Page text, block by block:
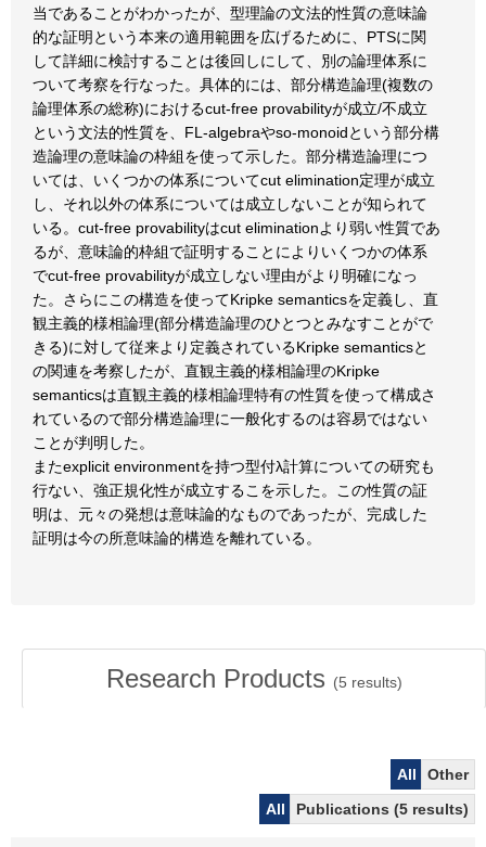
当であることがわかったが、型理論の文法的性質の意味論
的な証明という本来の適用範囲を広げるために、PTSに関
して詳細に検討することは後回しにして、別の論理体系に
ついて考察を行なった。具体的には、部分構造論理(複数の
論理体系の総称)におけるcut-free provabilityが成立/不成立
という文法的性質を、FL-algebraやso-monoidという部分構
造論理の意味論の枠組を使って示した。部分構造論理につ
いては、いくつかの体系についてcut elimination定理が成立
し、それ以外の体系については成立しないことが知られて
いる。cut-free provabilityはcut eliminationより弱い性質であ
るが、意味論的枠組で証明することによりいくつかの体系
でcut-free provabilityが成立しない理由がより明確になっ
た。さらにこの構造を使ってKripke semanticsを定義し、直
観主義的様相論理(部分構造論理のひとつとみなすことがで
きる)に対して従来より定義されているKripke semanticsと
の関連を考察したが、直観主義的様相論理のKripke
semanticsは直観主義的様相論理特有の性質を使って構成さ
れているので部分構造論理に一般化するのは容易ではない
ことが判明した。
またexplicit environmentを持つ型付λ計算についての研究も
行ない、強正規化性が成立するこを示した。この性質の証
明は、元々の発想は意味論的なものであったが、完成した
証明は今の所意味論的構造を離れている。
Research Products (5 results)
All
Other
All
Publications (5 results)